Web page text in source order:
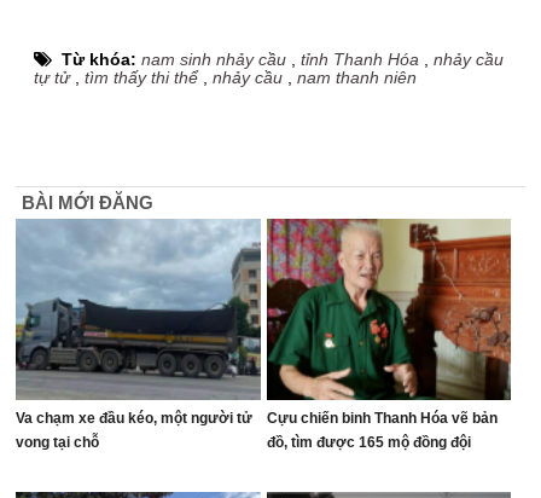
Từ khóa:nam sinh nhảy cầu ,tỉnh Thanh Hóa ,nhảy cầu
tự tử,tìm thấy thi thể,nhảy cầu ,nam thanh niên
BÀI MỚI ĐĂNG
Va chạm xe đầu kéo, một người tử
vong tại chỗ
Cựu chiến binh Thanh Hóa vẽ bản
đồ, tìm được 165 mộ đồng đội